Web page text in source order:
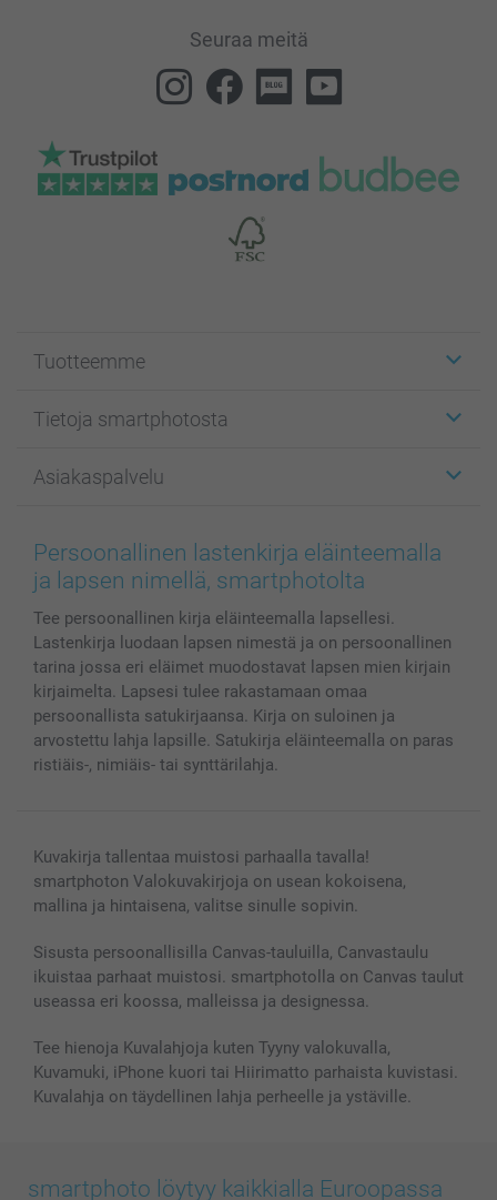
Seuraa meitä
Tuotteemme
Kuvakortit
Kuvakirjat
Valokuvat, Julisteet & Taskukirjat
Kännykkä & Tabletti
Kuvakalenterit & Päivyrit
Valokuvakehykset & Lisätarvikkeet
Lahjakortti
Kaikki kuvatuotteet
Tietoja smartphotosta
Affiliate ohjelma
Evästekäytäntö
Sivukartta
Investor Relations
Asiakaspalvelu
100% tyytyväisyystakuu
smartbonus
Tilausten tila
Persoonallinen lastenkirja eläinteemalla
ja lapsen nimellä, smartphotolta
Tee persoonallinen kirja eläinteemalla lapsellesi.
Lastenkirja luodaan lapsen nimestä ja on persoonallinen
tarina jossa eri eläimet muodostavat lapsen mien kirjain
kirjaimelta. Lapsesi tulee rakastamaan omaa
persoonallista satukirjaansa. Kirja on suloinen ja
arvostettu lahja lapsille. Satukirja eläinteemalla on paras
ristiäis-, nimiäis- tai synttärilahja.
Kuvakirja tallentaa muistosi parhaalla tavalla!
smartphoton Valokuvakirjoja on usean kokoisena,
mallina ja hintaisena, valitse sinulle sopivin.
Sisusta persoonallisilla Canvas-tauluilla, Canvastaulu
ikuistaa parhaat muistosi. smartphotolla on Canvas taulut
useassa eri koossa, malleissa ja designessa.
Tee hienoja Kuvalahjoja kuten Tyyny valokuvalla,
Kuvamuki, iPhone kuori tai Hiirimatto parhaista kuvistasi.
Kuvalahja on täydellinen lahja perheelle ja ystäville.
smartphoto löytyy kaikkialla Euroopassa